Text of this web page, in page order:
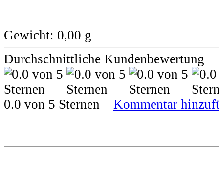
Gewicht: 0,00 g
Durchschnittliche Kundenbewertung
0.0 von 5 Sternen Kommentar